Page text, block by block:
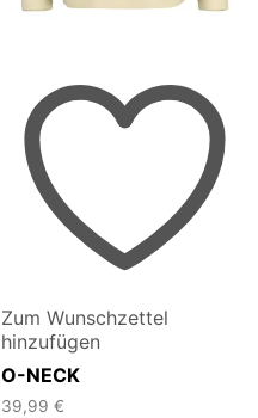
Zum Wunschzettel
hinzufügen
O-NECK
39,99 €